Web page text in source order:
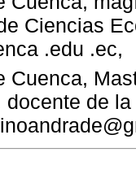
Ciencias
.edu .ec,
Cuenca,
docente de